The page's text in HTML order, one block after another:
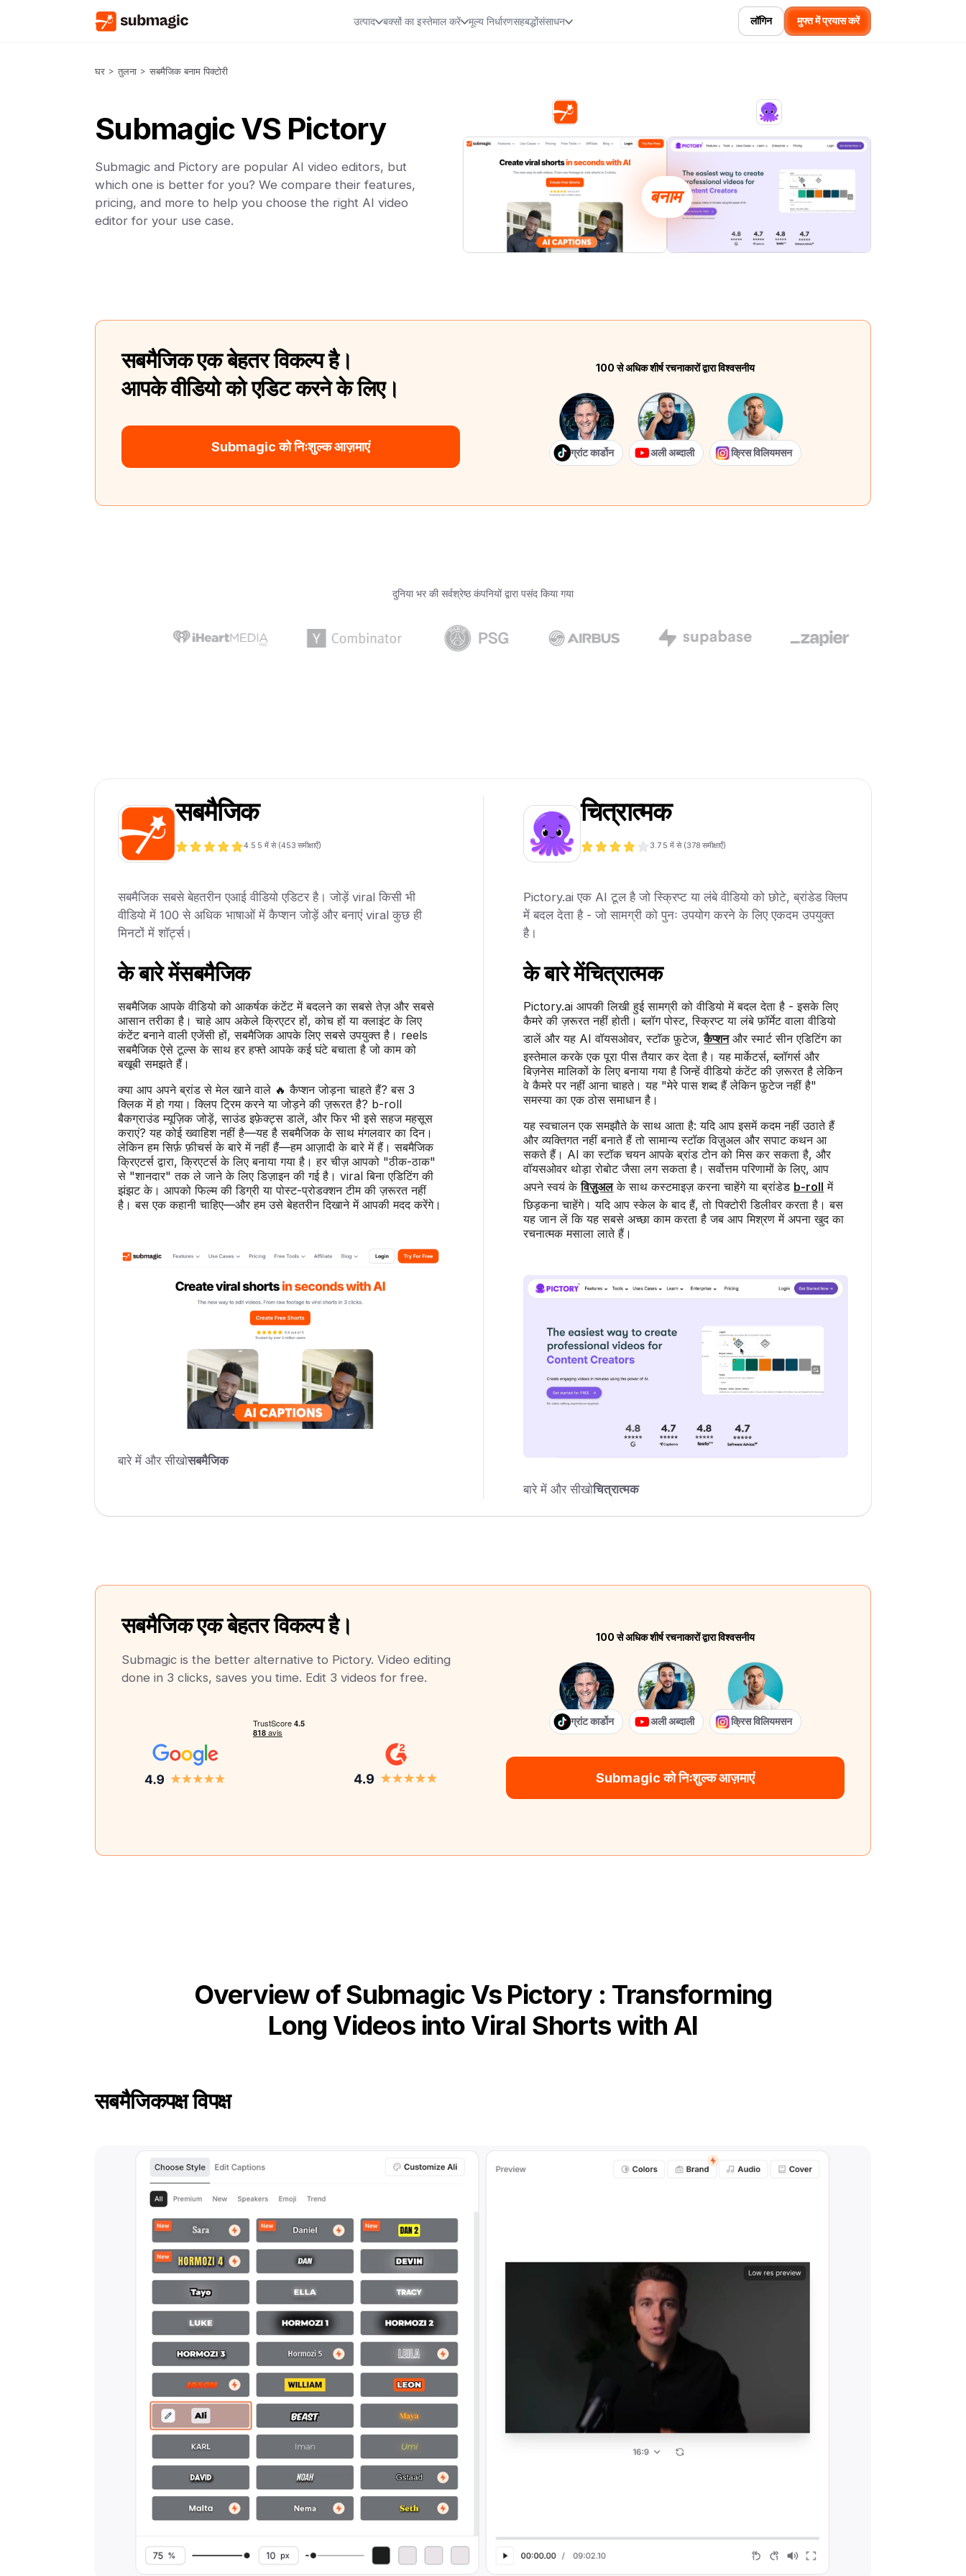
उत्पाद बक्सों का इस्तेमाल करें मूल्य निर्धारणसहबद्धोंसंसाधन लॉगिन मुफ्त में प्रयास करें
घर > तुलना > सबमैजिक बनाम पिक्टोरी
Submagic VS Pictory
Submagic and Pictory are popular AI video editors, but
which one is better for you? We compare their features,
pricing, and more to help you choose the right AI video
editor for your use case.
बनाम
सबमैजिक एक बेहतर विकल्प है।
आपके वीडियो को एडिट करने के लिए।
Submagic को निःशुल्क आज़माएं
100 से अधिक शीर्ष रचनाकारों द्वारा विश्वसनीय
ग्रांट कार्डोन अली अब्दाली क्रिस विलियमसन
दुनिया भर की सर्वश्रेष्ठ कंपनियों द्वारा पसंद किया गया
सबमैजिक
4.5 5 में से (453 समीक्षाएँ)
सबमैजिक सबसे बेहतरीन एआई वीडियो एडिटर है। जोड़ें viral किसी भी
वीडियो में 100 से अधिक भाषाओं में कैप्शन जोड़ें और बनाएं viral कुछ ही
मिनटों में शॉर्ट्स।
के बारे मेंसबमैजिक
सबमैजिक आपके वीडियो को आकर्षक कंटेंट में बदलने का सबसे तेज़ और सबसे
आसान तरीका है। चाहे आप अकेले क्रिएटर हों, कोच हों या क्लाइंट के लिए
कंटेंट बनाने वाली एजेंसी हों, सबमैजिक आपके लिए सबसे उपयुक्त है। reels
सबमैजिक ऐसे टूल्स के साथ हर हफ्ते आपके कई घंटे बचाता है जो काम को
बखूबी समझते हैं।
क्या आप अपने ब्रांड से मेल खाने वाले 🔥 कैप्शन जोड़ना चाहते हैं? बस 3
क्लिक में हो गया। क्लिप ट्रिम करने या जोड़ने की ज़रूरत है? b-roll
बैकग्राउंड म्यूज़िक जोड़ें, साउंड इफ़ेक्ट्स डालें, और फिर भी इसे सहज महसूस
कराएं? यह कोई ख्वाहिश नहीं है—यह है सबमैजिक के साथ मंगलवार का दिन।
लेकिन हम सिर्फ़ फ़ीचर्स के बारे में नहीं हैं—हम आज़ादी के बारे में हैं। सबमैजिक
क्रिएटर्स द्वारा, क्रिएटर्स के लिए बनाया गया है। हर चीज़ आपको "ठीक-ठाक"
से "शानदार" तक ले जाने के लिए डिज़ाइन की गई है। viral बिना एडिटिंग की
झंझट के। आपको फिल्म की डिग्री या पोस्ट-प्रोडक्शन टीम की ज़रूरत नहीं
है। बस एक कहानी चाहिए—और हम उसे बेहतरीन दिखाने में आपकी मदद करेंगे।
बारे में और सीखोसबमैजिक
चित्रात्मक
3.7 5 में से (378 समीक्षाएँ)
Pictory.ai एक AI टूल है जो स्क्रिप्ट या लंबे वीडियो को छोटे, ब्रांडेड क्लिप
में बदल देता है - जो सामग्री को पुनः उपयोग करने के लिए एकदम उपयुक्त
है।
के बारे मेंचित्रात्मक
Pictory.ai आपकी लिखी हुई सामग्री को वीडियो में बदल देता है - इसके लिए
कैमरे की ज़रूरत नहीं होती। ब्लॉग पोस्ट, स्क्रिप्ट या लंबे फ़ॉर्मेट वाला वीडियो
डालें और यह AI वॉयसओवर, स्टॉक फ़ुटेज,कैप्शनऔर स्मार्ट सीन एडिटिंग का
इस्तेमाल करके एक पूरा पीस तैयार कर देता है। यह मार्केटर्स, ब्लॉगर्स और
बिज़नेस मालिकों के लिए बनाया गया है जिन्हें वीडियो कंटेंट की ज़रूरत है लेकिन
वे कैमरे पर नहीं आना चाहते। यह "मेरे पास शब्द हैं लेकिन फ़ुटेज नहीं है"
समस्या का एक ठोस समाधान है।
यह स्वचालन एक समझौते के साथ आता है: यदि आप इसमें कदम नहीं उठाते हैं
और व्यक्तिगत नहीं बनाते हैं तो सामान्य स्टॉक विज़ुअल और सपाट कथन आ
सकते हैं। AI का स्टॉक चयन आपके ब्रांड टोन को मिस कर सकता है, और
वॉयसओवर थोड़ा रोबोट जैसा लग सकता है। सर्वोत्तम परिणामों के लिए, आप
अपने स्वयं केविज़ुअलके साथ कस्टमाइज़ करना चाहेंगे या ब्रांडेड b-roll में
छिड़कना चाहेंगे। यदि आप स्केल के बाद हैं, तो पिक्टोरी डिलीवर करता है। बस
यह जान लें कि यह सबसे अच्छा काम करता है जब आप मिश्रण में अपना खुद का
रचनात्मक मसाला लाते हैं।
बारे में और सीखोचित्रात्मक
सबमैजिक एक बेहतर विकल्प है।
Submagic is the better alternative to Pictory. Video editing
done in 3 clicks, saves you time. Edit 3 videos for free.
100 से अधिक शीर्ष रचनाकारों द्वारा विश्वसनीय
ग्रांट कार्डोन अली अब्दाली क्रिस विलियमसन
Submagic को निःशुल्क आज़माएं
Overview of Submagic Vs Pictory : Transforming
Long Videos into Viral Shorts with AI
सबमैजिकपक्ष विपक्ष